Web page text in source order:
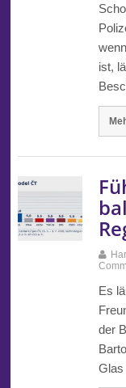
ist,
Es
der